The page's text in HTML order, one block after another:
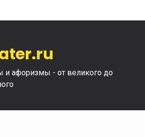
и афоризмы - от великого до